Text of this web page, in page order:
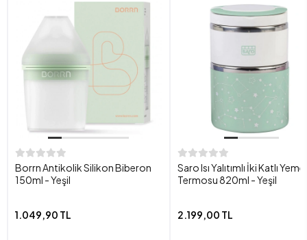
Borrn Antikolik Silikon Biberon
150ml - Yeşil
1.049,90 TL
Saro Isı Yalıtımlı İki Katlı
Termosu 820ml - Yeşil
2.199,00 TL